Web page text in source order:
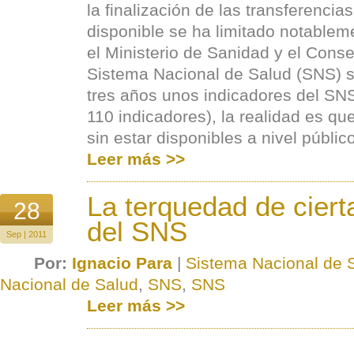
la finalización de las
disponible se ha limitado
el Ministerio de Sanidad y el
Sistema Nacional de Salud (SNS)
tres años unos indicadores del
110 indicadores), la realidad es
sin estar disponibles a nivel
Leer más >>
28
Sep | 2011
La terquedad de
del SNS
Por: Ignacio Para | Sistema Nacional de
Nacional de Salud, SNS, SNS
Leer más >>